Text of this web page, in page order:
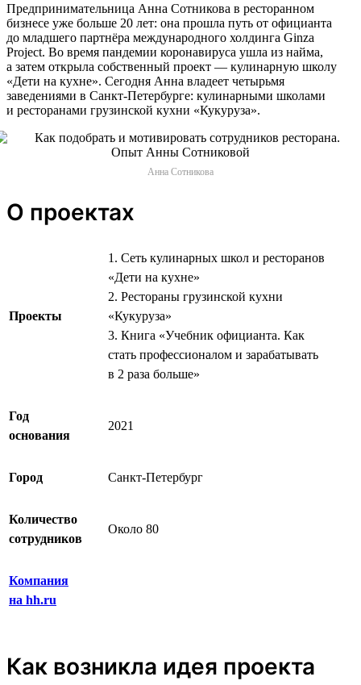
Предпринимательница Анна Сотникова в ресторанном
бизнесе уже больше 20 лет: она прошла путь от официанта
до младшего партнёра международного холдинга Ginza
Project. Во время пандемии коронавируса ушла из найма,
а затем открыла собственный проект — кулинарную школу
«Дети на кухне». Сегодня Анна владеет четырьмя
заведениями в Санкт-Петербурге: кулинарными школами
и ресторанами грузинской кухни «Кукуруза».
Анна Сотникова
О проектах
Проекты
1. Сеть кулинарных школ и ресторанов
«Дети на кухне»
2. Рестораны грузинской кухни
«Кукуруза»
3. Книга «Учебник официанта. Как
стать профессионалом и зарабатывать
в 2 раза больше»
Год
основания
2021
Город Санкт-Петербург
Количество
сотрудников
Около 80
Компания
на hh.ru
Как возникла идея проекта